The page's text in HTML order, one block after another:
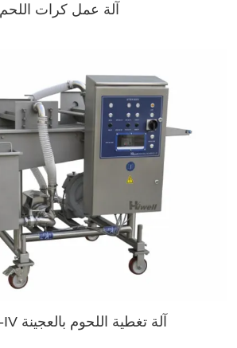
آلة عمل كرات اللحم
آلة تغطية اللحوم بالعجينة SJJ600-IV